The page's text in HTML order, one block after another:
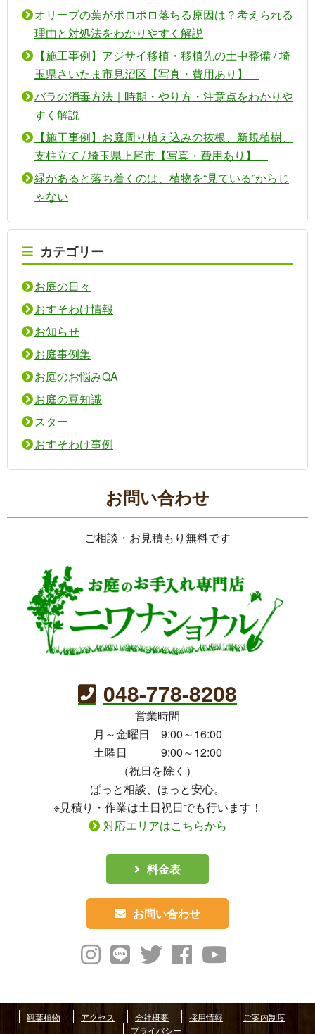
オリーブの葉がポロポロ落ちる原因は？考えられる
理由と対処法をわかりやすく解説
【施工事例】アジサイ移植・移植先の土中整備 / 埼
玉県さいたま市見沼区【写真・費用あり】
バラの消毒方法｜時期・やり方・注意点をわかりや
すく解説
【施工事例】お庭周り植え込みの抜根、新規植樹、
支柱立て / 埼玉県上尾市【写真・費用あり】
緑があると落ち着くのは、植物を“見ている”からじ
ゃない
カテゴリー
お庭の日々
おすそわけ情報
お知らせ
お庭事例集
お庭のお悩みQA
お庭の豆知識
スター
おすそわけ事例
お問い合わせ
ご相談・お見積もり無料です
048-778-8208
営業時間
月～金曜日 9:00～16:00
土曜日 9:00～12:00
（祝日を除く）
ぱっと相談、ほっと安心。
※見積り・作業は土日祝日でも行います！
対応エリアはこちらから
料金表
お問い合わせ
観葉植物 アクセス 会社概要 採用情報
ご案内制度
プライバシー